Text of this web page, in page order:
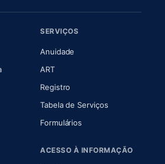
em nova aba)
(abre em nova aba)
aba)
SERVIÇOS
Anuidade
ART(abre em nova aba)
Registro
Tabela de Serviços
Formulários
ACESSO À INFORMAÇÃO